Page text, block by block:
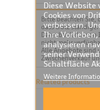
Bitte beachten Sie,
dass trotz
Datenbank das von
nicht mehr
Alle Angebote sind
Zwischenverkauf
Related products
Diese Website
Cookies von
verbessern.
Ihre Vorlieben,
analysieren
seiner
Schaltfläche
Weitere